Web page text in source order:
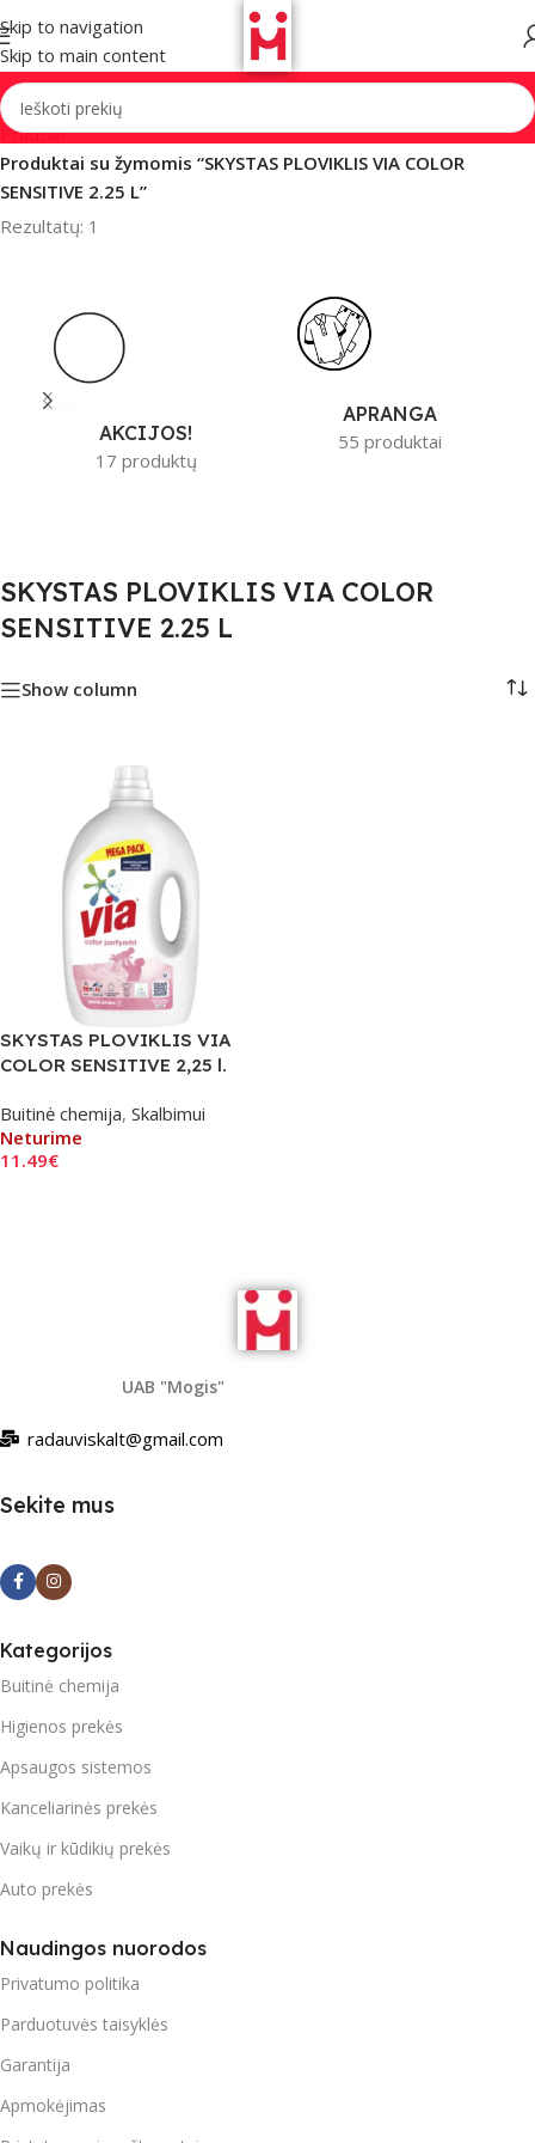
Skip to navigation
Skip to main content
Pradžia/
Produktai su žymomis “SKYSTAS PLOVIKLIS VIA COLOR
SENSITIVE 2.25 L”
Rezultatų: 1
AKCIJOS!
17 produktų
APRANGA
55 produktai
SKYSTAS PLOVIKLIS VIA COLOR
SENSITIVE 2.25 L
Show column
SKYSTAS PLOVIKLIS VIA
COLOR SENSITIVE 2,25 l.
Buitinė chemija, Skalbimui
Neturime
11.49€
UAB "Mogis"
radauviskalt@gmail.com
Sekite mus
Kategorijos
Buitinė chemija
Higienos prekės
Apsaugos sistemos
Kanceliarinės prekės
Vaikų ir kūdikių prekės
Auto prekės
Naudingos nuorodos
Privatumo politika
Parduotuvės taisyklės
Garantija
Apmokėjimas